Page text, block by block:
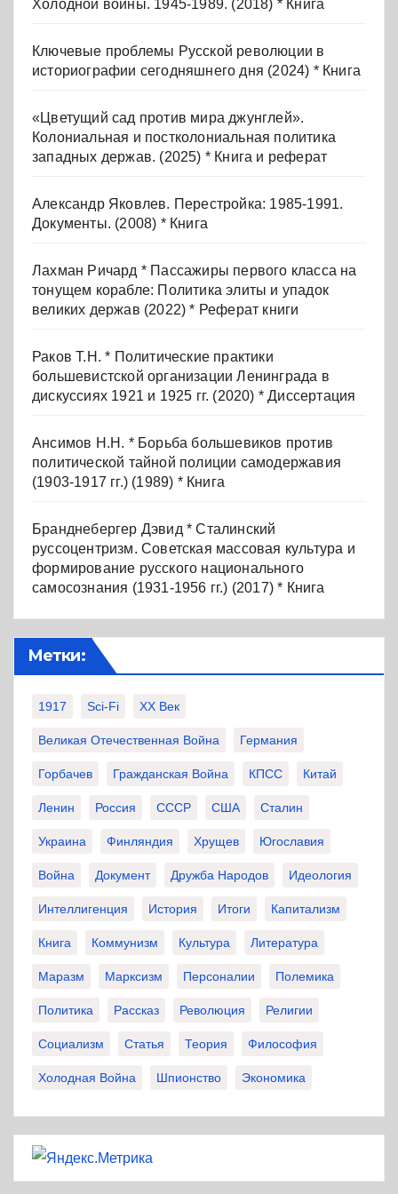
Холодной войны. 1945-1989. (2018) * Книга
Ключевые проблемы Русской революции в
историографии сегодняшнего дня (2024) * Книга
«Цветущий сад против мира джунглей».
Колониальная и постколониальная политика
западных держав. (2025) * Книга и реферат
Александр Яковлев. Перестройка: 1985-1991.
Документы. (2008) * Книга
Лахман Ричард * Пассажиры первого класса на
тонущем корабле: Политика элиты и упадок
великих держав (2022) * Реферат книги
Раков Т.Н. * Политические практики
большевистской организации Ленинграда в
дискуссиях 1921 и 1925 гг. (2020) * Диссертация
Ансимов Н.Н. * Борьба большевиков против
политической тайной полиции самодержавия
(1903-1917 гг.) (1989) * Книга
Бранднебергер Дэвид * Сталинский
руссоцентризм. Советская массовая культура и
формирование русского национального
самосознания (1931-1956 гг.) (2017) * Книга
Метки:
1917 Sci-Fi XX Век
Великая Отечественная Война Германия
Горбачев Гражданская Война КПСС Китай
Ленин Россия СССР США Сталин
Украина Финляндия Хрущев Югославия
Война Документ Дружба Народов Идеология
Интеллигенция История Итоги Капитализм
Книга Коммунизм Культура Литература
Маразм Марксизм Персоналии Полемика
Политика Рассказ Революция Религии
Социализм Статья Теория Философия
Холодная Война Шпионство Экономика